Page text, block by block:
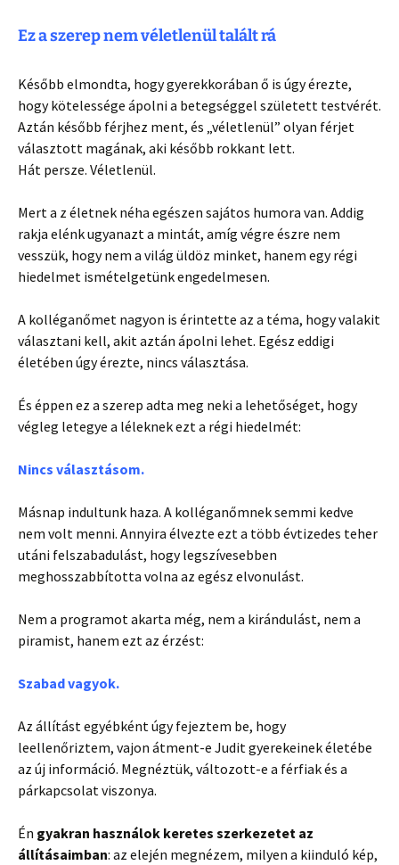
Ez a szerep nem véletlenül talált rá
Később elmondta, hogy gyerekkorában ő is úgy érezte,
hogy kötelessége ápolni a betegséggel született testvérét.
Aztán később férjhez ment, és „véletlenül” olyan férjet
választott magának, aki később rokkant lett.
Hát persze. Véletlenül.
Mert a z életnek néha egészen sajátos humora van. Addig
rakja elénk ugyanazt a mintát, amíg végre észre nem
vesszük, hogy nem a világ üldöz minket, hanem egy régi
hiedelmet ismételgetünk engedelmesen.
A kolléganőmet nagyon is érintette az a téma, hogy valakit
választani kell, akit aztán ápolni lehet. Egész eddigi
életében úgy érezte, nincs választása.
És éppen ez a szerep adta meg neki a lehetőséget, hogy
végleg letegye a léleknek ezt a régi hiedelmét:
Nincs választásom.
Másnap indultunk haza. A kolléganőmnek semmi kedve
nem volt menni. Annyira élvezte ezt a több évtizedes teher
utáni felszabadulást, hogy legszívesebben
meghosszabbította volna az egész elvonulást.
Nem a programot akarta még, nem a kirándulást, nem a
piramist, hanem ezt az érzést:
Szabad vagyok.
Az állítást egyébként úgy fejeztem be, hogy
leellenőriztem, vajon átment-e Judit gyerekeinek életébe
az új információ. Megnéztük, változott-e a férfiak és a
párkapcsolat viszonya.
Én gyakran használok keretes szerkezetet az
állításaimban: az elején megnézem, milyen a kiinduló kép,